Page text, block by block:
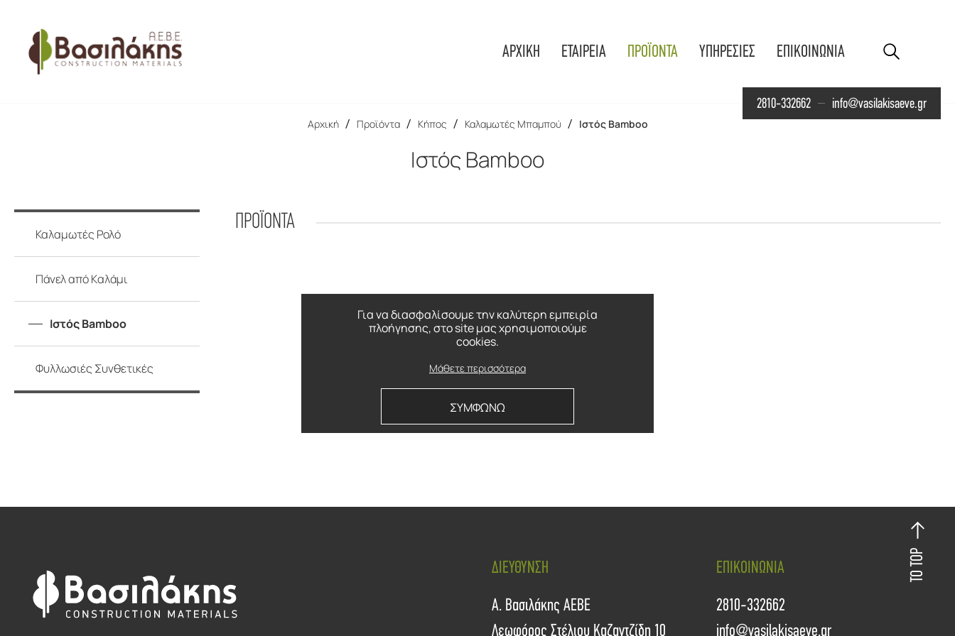
ΑΡΧΙΚΗ ΕΤΑΙΡΕΙΑ ΠΡΟΪΟΝΤΑ ΥΠΗΡΕΣΙΕΣ ΕΠΙΚΟΙΝΩΝΙΑ
ΟΙΚΟΔΟΜΙΚΗ ΞΥΛΕΙΑ
2810-332662 info@vasilakisaeve.gr
Για να διασφαλίσουμε την καλύτερη εμπειρία
πλοήγησης, στο site μας χρησιμοποιούμε
cookies.
Μάθετε περισσότερα
ΣΥΜΦΩΝΩ
Αρχική / Προϊόντα / Κήπος / Καλαμωτές Μπαμπού / Ιστός Bamboo
Ιστός Bamboo
Καλαμωτές Ρολό
Πάνελ από Kαλάμι
Ιστός Bamboo
Φυλλωσιές Συνθετικές
ΠΡΟΪΟΝΤΑ
ΔΙΕΥΘΥΝΣΗ
Α. Βασιλάκης ΑΕΒΕ
Λεωφόρος Στέλιου Καζαντζίδη 10
ΕΠΙΚΟΙΝΩΝΙΑ
2810-332662
info@vasilakisaeve.gr
TO TOP